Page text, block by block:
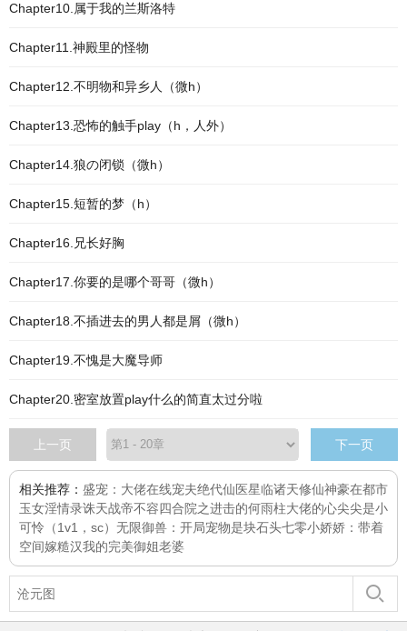
Chapter10.属于我的兰斯洛特
Chapter11.神殿里的怪物
Chapter12.不明物和异乡人（微h）
Chapter13.恐怖的触手play（h，人外）
Chapter14.狼の闭锁（微h）
Chapter15.短暂的梦（h）
Chapter16.兄长好胸
Chapter17.你要的是哪个哥哥（微h）
Chapter18.不插进去的男人都是屑（微h）
Chapter19.不愧是大魔导师
Chapter20.密室放置play什么的简直太过分啦
上一页 下一页
相关推荐： 盛宠：大佬在线宠夫绝代仙医星临诸天修仙神豪在都市
玉女淫情录诛天战帝不容四合院之进击的何雨柱大佬的心尖尖是小
可怜（1v1，sc） 无限御兽：开局宠物是块石头七零小娇娇：带着
空间嫁糙汉我的完美御姐老婆